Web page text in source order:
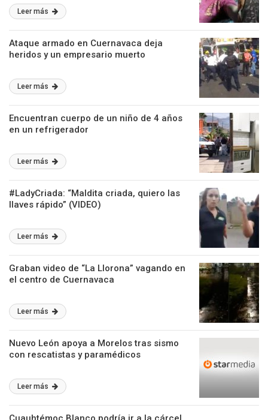
Leer más
Ataque armado en Cuernavaca deja
heridos y un empresario muerto
Leer más
Encuentran cuerpo de un niño de 4 años
en un refrigerador
Leer más
#LadyCriada: “Maldita criada, quiero las
llaves rápido” (VIDEO)
Leer más
Graban video de “La Llorona” vagando en
el centro de Cuernavaca
Leer más
Nuevo León apoya a Morelos tras sismo
con rescatistas y paramédicos
Leer más